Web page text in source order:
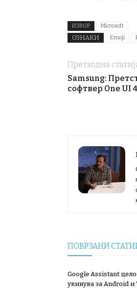
ИЗВОР Microsoft
ОЗНАКИ Emoji
Претходна
Samsung:
софтвер One UI 4
ПОВРЗАНИ
Google Assistant
укинува за Android и